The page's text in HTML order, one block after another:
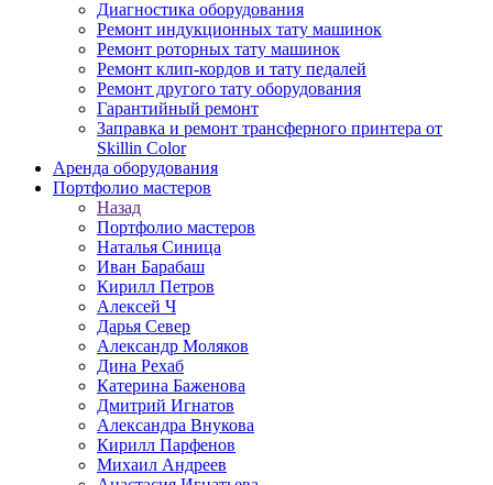
Диагностика оборудования
Ремонт индукционных тату машинок
Ремонт роторных тату машинок
Ремонт клип-кордов и тату педалей
Ремонт другого тату оборудования
Гарантийный ремонт
Заправка и ремонт трансферного принтера от
Skillin Color
Аренда оборудования
Портфолио мастеров
Назад
Портфолио мастеров
Наталья Синица
Иван Барабаш
Кирилл Петров
Алексей Ч
Дарья Север
Александр Моляков
Дина Рехаб
Катерина Баженова
Дмитрий Игнатов
Александра Внукова
Кирилл Парфенов
Михаил Андреев